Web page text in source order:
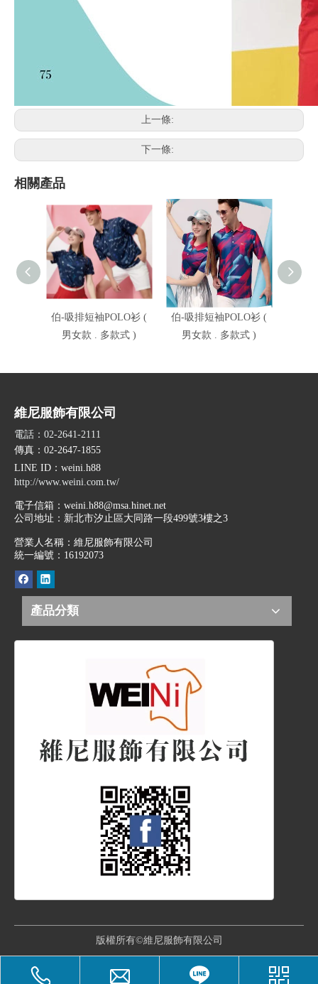
上一條:
下一條:
相關產品
伯-吸排短袖POLO衫 (
男女款 . 多款式 )
伯-吸排短袖POLO衫 (
男女款 . 多款式 )
維尼服飾有限公司
電話：02-2641-2111
傳真：02-2647-1855
LINE ID ：weini.h88
http://www.weini.com.tw/
電子信箱： weini.h88@msa.hinet.net
公司地址： 新北市汐止區大同路一段499號3樓之3
營業人名稱：維尼服飾有限公司
統一編號：16192073
產品分類
版權所有©維尼服飾有限公司